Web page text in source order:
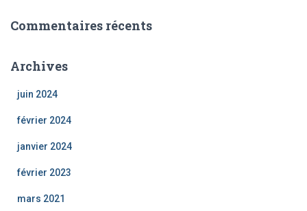
Commentaires récents
Archives
juin 2024
février 2024
janvier 2024
février 2023
mars 2021